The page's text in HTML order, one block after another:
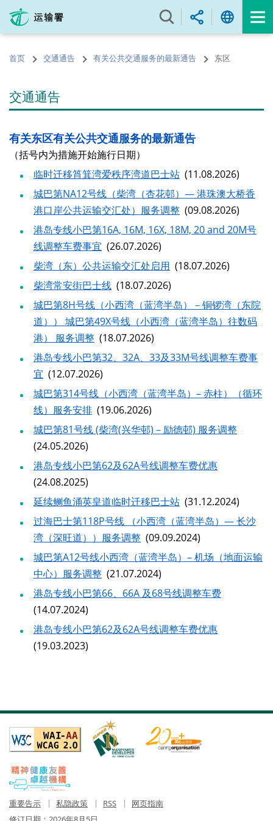
内
的首页 交通通告 有关公共交通服务的最新通告 东区
交通通告
有关东区有关公共交通服务的最新通告
（括号内为措施开始施行日期）
临时迁移筲箕湾爱秩序湾道巴士站 (11.08.2026)
城巴第NA12号线（柴湾（杏花邨）— 港珠澳大桥香
港口岸公共运输交汇处）服务调整 (09.08.2026)
港岛专线小巴第16A, 16M, 16X, 18M, 20 and 20M号
线调整车费事宜 (26.07.2026)
柴湾（东）公共运输交汇处启用 (18.07.2026)
柴湾常安街巴士线 (18.07.2026)
城巴第8H号线（小西湾（蓝湾半岛）－铜锣湾（东院
道）） 城巴第49X号线（小西湾（蓝湾半岛）往数码
港） 服务调整 (18.07.2026)
港岛专线小巴第32、32A、33及33M号线调整车费事
宜 (12.07.2026)
城巴第314号线（小西湾（蓝湾半岛）– 赤柱）（循环
线）服务安排 (19.06.2026)
城巴第81号线 (柴湾(兴华邨)－励德邨) 服务调整
(24.05.2026)
港岛专线小巴第62及62A号线调整车费优惠
(24.08.2025)
延续鲗鱼涌英皇道临时迁移巴士站 (31.12.2024)
过海巴士第118P号线 （小西湾（蓝湾半岛）— 长沙
湾（深旺道））服务调整 (09.09.2024)
城巴第A12号线小西湾（蓝湾半岛）– 机场（地面运输
中心）服务调整 (21.07.2024)
港岛专线小巴第66、66A 及68号线调整车费
(14.07.2024)
港岛专线小巴第62及62A号线调整车费优惠
(19.03.2023)
重要告示 私隐政策 RSS
网页指南